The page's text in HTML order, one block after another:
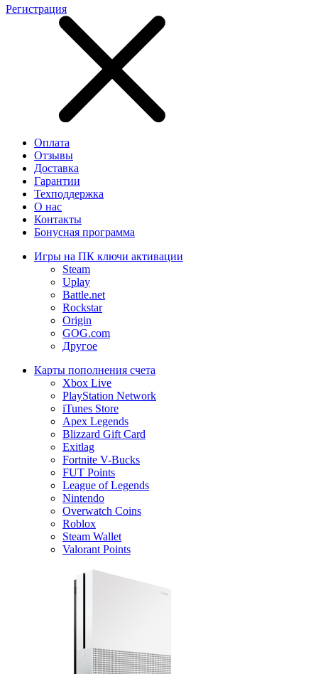
Регистрация
Оплата
Отзывы
Доставка
Гарантии
Техподдержка
О нас
Контакты
Бонусная программа
Игры на ПК ключи активации
Steam
Uplay
Battle.net
Rockstar
Origin
GOG.com
Другое
Карты пополнения счета
Xbox Live
PlayStation Network
iTunes Store
Apex Legends
Blizzard Gift Card
Exitlag
Fortnite V-Bucks
FUT Points
League of Legends
Nintendo
Overwatch Coins
Roblox
Steam Wallet
Valorant Points